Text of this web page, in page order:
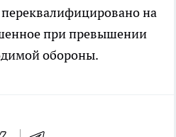
на
при превышении
обороны.